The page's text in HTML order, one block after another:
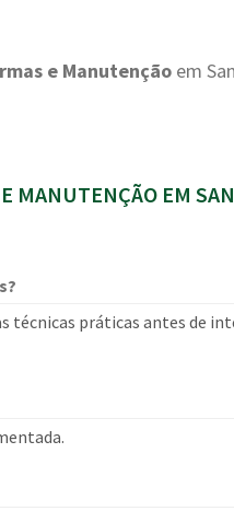
e Manutenção em
MANUTENÇÃO EM
técnicas práticas antes de